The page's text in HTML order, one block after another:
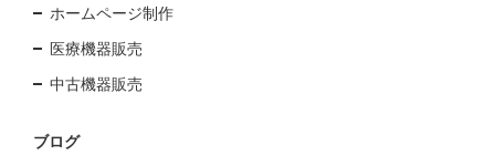
ホームページ制作
医療機器販売
中古機器販売
ブログ